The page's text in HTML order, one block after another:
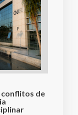
conflitos de